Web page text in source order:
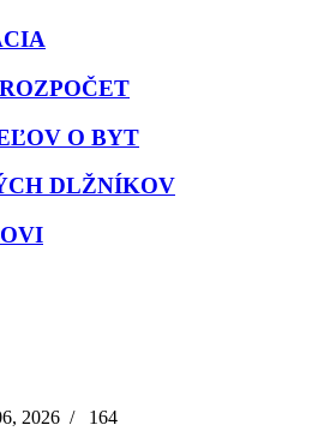
O BYT
DLŽNÍKOV
2026 / 164